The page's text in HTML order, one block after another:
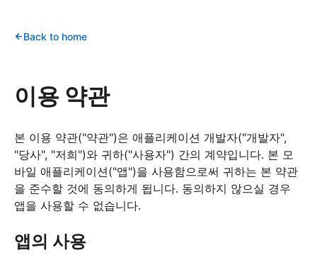
Back to home
이용 약관
본 이용 약관("약관")은 애플리케이션 개발자("개발자",
"당사", "저희")와 귀하("사용자") 간의 계약입니다. 본 모
바일 애플리케이션("앱")을 사용함으로써 귀하는 본 약관
을 준수할 것에 동의하게 됩니다. 동의하지 않으실 경우
앱을 사용할 수 없습니다.
앱의 사용